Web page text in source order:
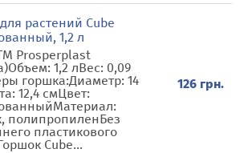
растений Cube
1,2 л
Prosperplast
1,2 лВес: 0,09
горшка:Диаметр: 14
12,4 смЦвет:
полипропиленБез
пластикового
Cube...
126 грн.